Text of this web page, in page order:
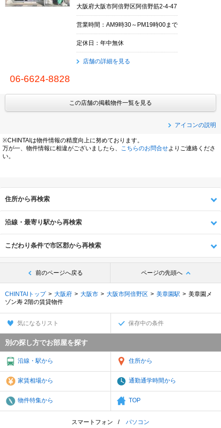
大阪府大阪市阿倍野区阿倍野筋2-4-47
営業時間：AM9時30～PM19時00まで
定休日：年中無休
店舗の詳細を見る
06-6624-8828
この店舗の掲載物件一覧を見る
アイコンの説明
※CHINTAIは物件情報の精度向上に努めております。
万が一、物件情報に相違がございましたら、
こちらのお問合せよりご連絡くださ
い。
住所から再検索
沿線・最寄り駅から再検索
こだわり条件で市区郡から再検索
前のページへ戻る ページの先頭へ
CHINTAIトップ 大阪府 大阪市 大阪市阿倍野区 美章園駅
美章園メ
ゾン寿 2階の賃貸物件
気になるリスト 保存中の条件
別の探し方でお部屋を探す
沿線・駅から 住所から
家賃相場から 通勤通学時間から
物件特集から TOP
スマートフォン パソコン